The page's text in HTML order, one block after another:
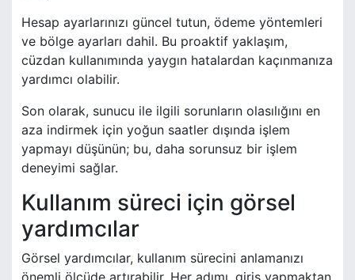
Hesap ayarlarınızı güncel tutun, ödeme yöntemleri
ve bölge ayarları dahil. Bu proaktif yaklaşım,
cüzdan kullanımında yaygın hatalardan kaçınmanıza
yardımcı olabilir.
Son olarak, sunucu ile ilgili sorunların olasılığını en
aza indirmek için yoğun saatler dışında işlem
yapmayı düşünün; bu, daha sorunsuz bir işlem
deneyimi sağlar.
Kullanım süreci için görsel
yardımcılar
Görsel yardımcılar, kullanım sürecini anlamanızı